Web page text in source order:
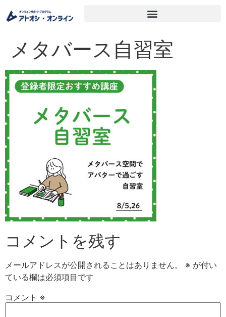
メタバース自習室
コメントを残す
メールアドレスが公開されることはありません。 ※ が付い
ている欄は必須項目です
コメント ※